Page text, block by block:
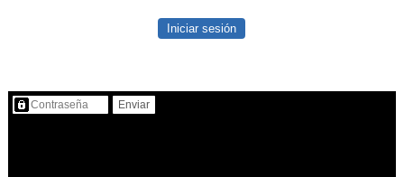
Iniciar sesión
Contenido protegido…